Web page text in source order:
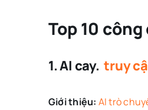
Top 10
1. AI cay.truy
Giới thiệu: AI trò